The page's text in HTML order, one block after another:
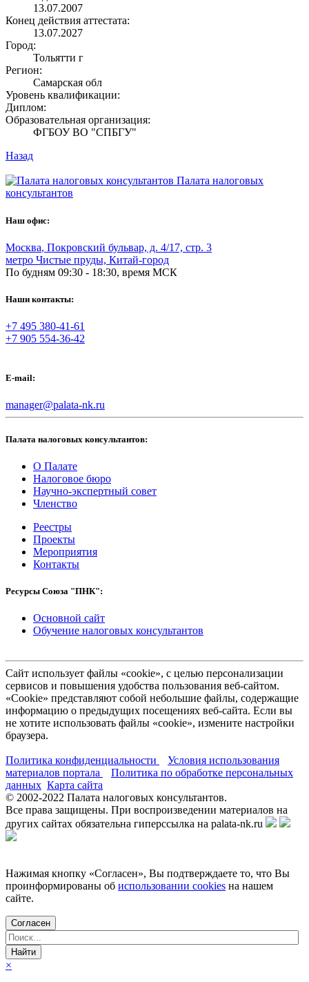
13.07.2007
Конец действия аттестата:
13.07.2027
Город:
Тольятти г
Регион:
Самарская обл
Уровень квалификации:
Диплом:
Образовательная организация:
ФГБОУ ВО "СПБГУ"
Назад
Палата налоговых
консультантов
Наш офис:
Москва, Покровский бульвар, д. 4/17, стр. 3
метро Чистые пруды, Китай-город
По будням 09:30 - 18:30, время МСК
Наши контакты:
+7 495 380-41-61
+7 905 554-36-42
E-mail:
manager@palata-nk.ru
Палата налоговых консультантов:
О Палате
Налоговое бюро
Научно-экспертный совет
Членство
Реестры
Проекты
Мероприятия
Контакты
Ресурсы Союза "ПНК":
Основной сайт
Обучение налоговых консультантов
Сайт использует файлы «cookie», с целью персонализации
сервисов и повышения удобства пользования веб-сайтом.
«Cookie» представляют собой небольшие файлы, содержащие
информацию о предыдущих посещениях веб-сайта. Если вы
не хотите использовать файлы «cookie», измените настройки
браузера.
Политика конфиденциальности
Условия использования
материалов портала
Политика по обработке персональных
данных Карта сайта
© 2002-2022 Палата налоговых консультантов.
Все права защищены. При воспроизведении материалов на
других сайтах обязательна гиперссылка на palata-nk.ru
Нажимая кнопку «Согласен», Вы подтверждаете то, что Вы
проинформированы об использовании cookies на нашем
сайте.
Согласен
×